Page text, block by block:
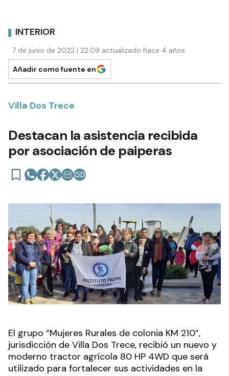
INTERIOR
7 de junio de 2022 | 22:09 actualizado hace 4 años
Añadir como fuente en
Villa Dos Trece
Destacan la asistencia recibida
por asociación de paiperas
El grupo “Mujeres Rurales de colonia KM 210”,
jurisdicción de Villa Dos Trece, recibió un nuevo y
moderno tractor agrícola 80 HP 4WD que será
utilizado para fortalecer sus actividades en la